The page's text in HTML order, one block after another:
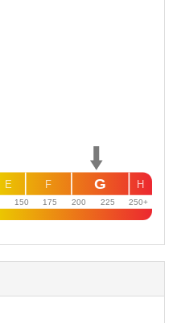
150 175 200 225 250+
H
F
E G